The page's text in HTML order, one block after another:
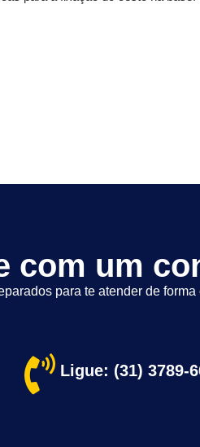
com um
para te atender de
Ligue: (31) 3789-